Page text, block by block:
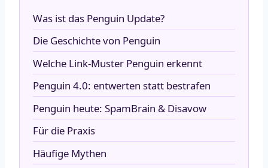
Was ist das Penguin Update?
Die Geschichte von Penguin
Welche Link-Muster Penguin erkennt
Penguin 4.0: entwerten statt bestrafen
Penguin heute: SpamBrain & Disavow
Für die Praxis
Häufige Mythen